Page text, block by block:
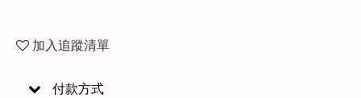
加入追蹤清單
付款方式